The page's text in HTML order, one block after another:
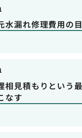
水漏れ修理費用の
相見積もりという
なす